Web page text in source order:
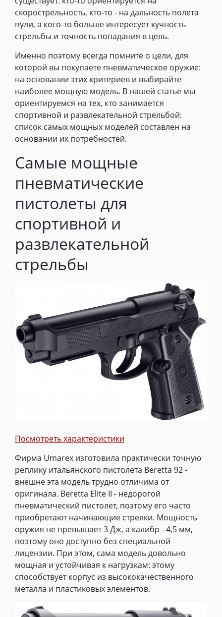
скорострельность, кто-то - на дальность полета
пули, а кого-то больше интересует кучность
стрельбы и точность попадания в цель.
Именно поэтому всегда помните о цели, для
которой вы покупаете пневматическое оружие:
на основании этих критериев и выбирайте
наиболее мощную модель. В нашей статье мы
ориентируемся на тех, кто занимается
спортивной и развлекательной стрельбой:
список самых мощных моделей составлен на
основании их потребностей.
Самые мощные
пневматические
пистолеты для
спортивной и
развлекательной
стрельбы
Посмотреть характеристики
Фирма Umarex изготовила практически точную
реплику итальянского пистолета Beretta 92 -
внешне эта модель трудно отличима от
оригинала. Beretta Elite II - недорогой
пневматический пистолет, поэтому его часто
приобретают начинающие стрелки. Мощность
оружия не превышает 3 Дж, а калибр - 4,5 мм,
поэтому оно доступно без специальной
лицензии. При этом, сама модель довольно
мощная и устойчивая к нагрузкам: этому
способствует корпус из высококачественного
металла и пластиковых элементов.